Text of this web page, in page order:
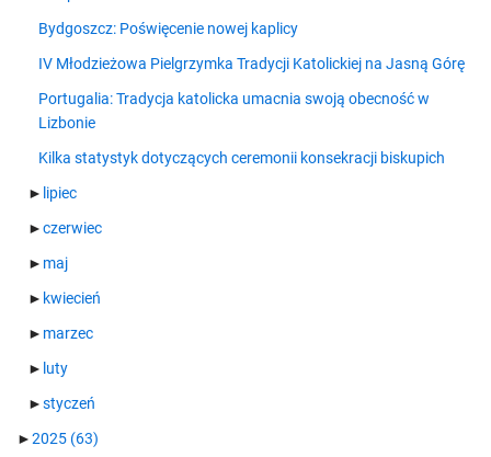
Bydgoszcz: Poświęcenie nowej kaplicy
IV Młodzieżowa Pielgrzymka Tradycji Katolickiej na Jasną Górę
Portugalia: Tradycja katolicka umacnia swoją obecność w
Lizbonie
Kilka statystyk dotyczących ceremonii konsekracji biskupich
► lipiec
►czerwiec
► maj
► kwiecień
► marzec
► luty
►styczeń
►2025 (63)